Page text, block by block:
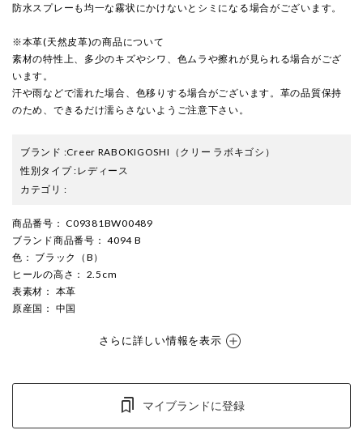
防水スプレーも均一な霧状にかけないとシミになる場合がございます。
※本革(天然皮革)の商品について
素材の特性上、多少のキズやシワ、色ムラや擦れが見られる場合がござ
います。
汗や雨などで濡れた場合、色移りする場合がございます。革の品質保持
のため、できるだけ濡らさないようご注意下さい。
ブランド :Creer RABOKIGOSHI （クリー ラボキゴシ）
性別タイプ:レディース
カテゴリ :
商品番号 ： C09381BW00489
ブランド商品番号 ： 4094 B
色 ： ブラック（B）
ヒールの高さ ： 2.5cm
表素材 ： 本革
原産国 ： 中国
さらに詳しい情報を表示
マイブランドに登録